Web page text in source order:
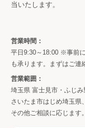
当いたします。
営業時間：
平日9:30～18:00 ※事前
も承ります。まずはご連
営業範囲：
埼玉県 富士見市・ふじ
さいたま市はじめ埼玉県
その他ご相談に応じます。